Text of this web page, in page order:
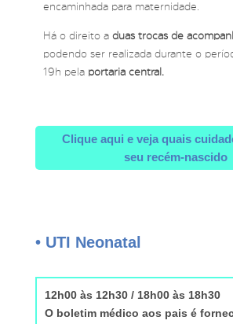
encaminhada para maternidade.
Há o direito a duas trocas de
podendo ser realizada durante o
19h pela portaria central.
Clique aqui e veja quais
seu recém-nascido
• UTI Neonatal
12h00 às 12h30 / 18h00 às 18h30
O boletim médico aos pais é